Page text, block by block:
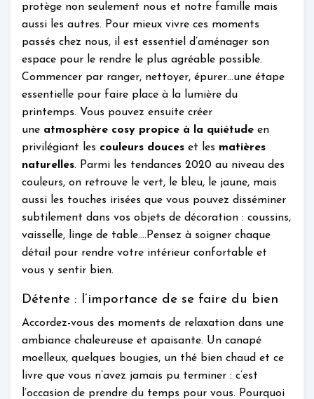
protège non seulement nous et notre famille mais
aussi les autres. Pour mieux vivre ces moments
passés chez nous, il est essentiel d’aménager son
espace pour le rendre le plus agréable possible.
Commencer par ranger, nettoyer, épurer…une étape
essentielle pour faire place à la lumière du
printemps. Vous pouvez ensuite créer
une atmosphère cosy propice à la quiétude en
privilégiant les couleurs douces et les matières
naturelles. Parmi les tendances 2020 au niveau des
couleurs, on retrouve le vert, le bleu, le jaune, mais
aussi les touches irisées que vous pouvez disséminer
subtilement dans vos objets de décoration : coussins,
vaisselle, linge de table….Pensez à soigner chaque
détail pour rendre votre intérieur confortable et
vous y sentir bien.
Détente : l’importance de se faire du bien
Accordez-vous des moments de relaxation dans une
ambiance chaleureuse et apaisante. Un canapé
moelleux, quelques bougies, un thé bien chaud et ce
livre que vous n’avez jamais pu terminer : c’est
l’occasion de prendre du temps pour vous. Pourquoi